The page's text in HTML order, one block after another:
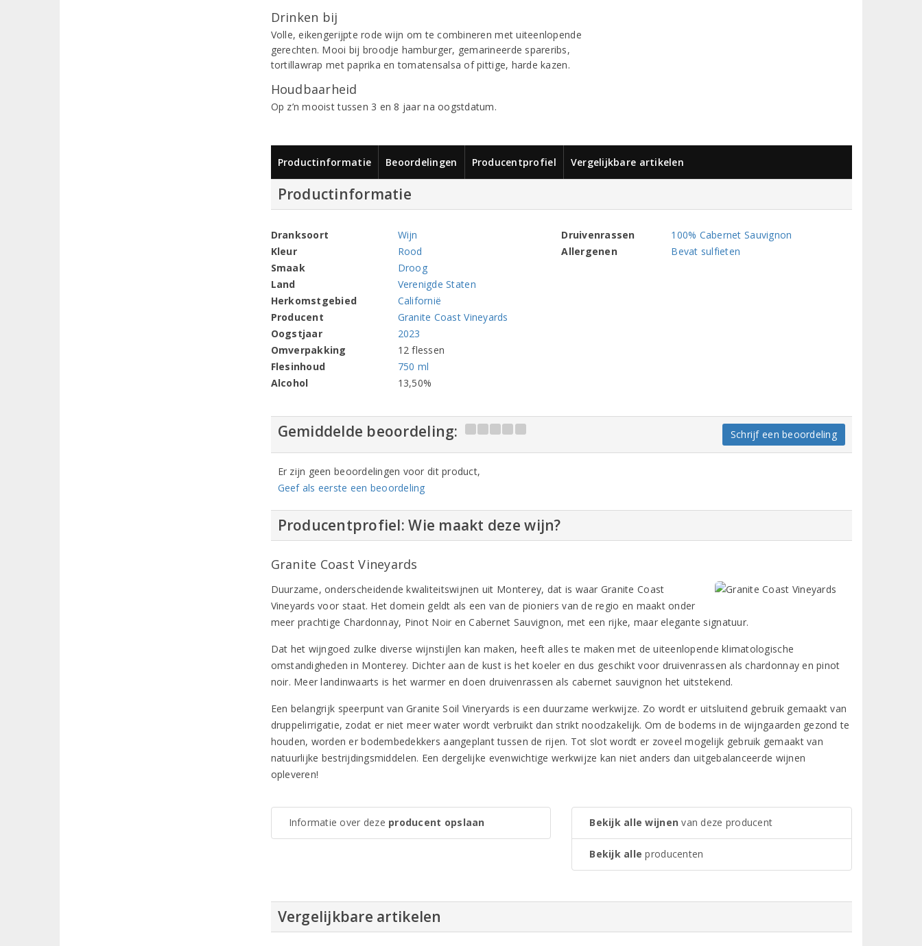
Drinken bij
Volle, eikengerijpte rode wijn om te combineren met uiteenlopende
gerechten. Mooi bij broodje hamburger, gemarineerde spareribs,
tortillawrap met paprika en tomatensalsa of pittige, harde kazen.
Houdbaarheid
Op z’n mooist tussen 3 en 8 jaar na oogstdatum.
Productinformatie Beoordelingen Producentprofiel Vergelijkbare artikelen
Productinformatie
Dranksoort
Wijn
Kleur
Rood
Smaak
Droog
Land
Verenigde Staten
Herkomstgebied
Californië
Producent
Granite Coast Vineyards
Oogstjaar
2023
Omverpakking
12 flessen
Flesinhoud
750 ml
Alcohol
13,50%
Druivenrassen
100% Cabernet Sauvignon
Allergenen
Bevat sulfieten
Gemiddelde beoordeling: Schrijf een beoordeling
Er zijn geen beoordelingen voor dit product,
Geef als eerste een beoordeling
Producentprofiel: Wie maakt deze wijn?
Granite Coast Vineyards
Duurzame, onderscheidende kwaliteitswijnen uit Monterey, dat is waar Granite Coast
Vineyards voor staat. Het domein geldt als een van de pioniers van de regio en maakt onder
meer prachtige Chardonnay, Pinot Noir en Cabernet Sauvignon, met een rijke, maar elegante signatuur.
Dat het wijngoed zulke diverse wijnstijlen kan maken, heeft alles te maken met de uiteenlopende klimatologische
omstandigheden in Monterey. Dichter aan de kust is het koeler en dus geschikt voor druivenrassen als chardonnay en pinot
noir. Meer landinwaarts is het warmer en doen druivenrassen als cabernet sauvignon het uitstekend.
Een belangrijk speerpunt van Granite Soil Vineryards is een duurzame werkwijze. Zo wordt er uitsluitend gebruik gemaakt van
druppelirrigatie, zodat er niet meer water wordt verbruikt dan strikt noodzakelijk. Om de bodems in de wijngaarden gezond te
houden, worden er bodembedekkers aangeplant tussen de rijen. Tot slot wordt er zoveel mogelijk gebruik gemaakt van
natuurlijke bestrijdingsmiddelen. Een dergelijke evenwichtige werkwijze kan niet anders dan uitgebalanceerde wijnen
opleveren!
Informatie over deze producent opslaan Bekijk alle wijnen van deze producent
Bekijk alle producenten
Vergelijkbare artikelen